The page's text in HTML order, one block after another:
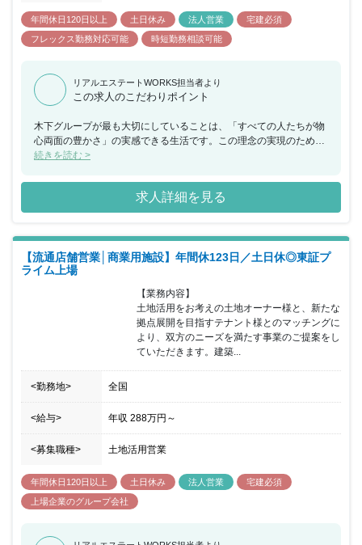
年間休日120日以上 土日休み 法人営業
宅建必須
フレックス勤務対応可能
時短勤務相談可能
リアルエステートWORKS担当者より
この求人のこだわりポイント
木下グループが最も大切にしていることは、「すべての人たちが物
心両面の豊かさ」の実感できる生活です。この理念の実現のため幅
広い業種で事業を展開しています。木下グループの理念に共感し実
ちしています。入社から3カ月間は契約社員としての採用します。
契約期間終了後に正社員登用予定(規定有)です。 双方の合意がある
場合のみ、正社員登用させていただきます。
続きを読む >
求人詳細を見る
【流通店舗営業│商業用施設】年間休123日／土日休◎東証プ
ライム上場
【業務内容】
土地活用をお考えの土地オーナー様と、新たな
拠点展開を目指すテナント様とのマッチングに
より、双方のニーズを満たす事業のご提案をし
ていただきます。建築...
<勤務地> 全国
<給与> 年収 288万円 ～
<募集職種> 土地活用営業
年間休日120日以上 土日休み 法人営業
宅建必須
上場企業のグループ会社